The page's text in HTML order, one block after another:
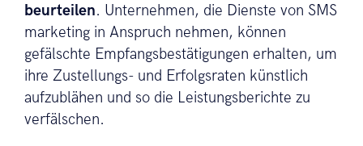
beurteilen. Unternehmen, die Dienste von SMS
marketing in Anspruch nehmen, können
gefälschte Empfangsbestätigungen erhalten, um
ihre Zustellungs- und Erfolgsraten künstlich
aufzublähen und so die Leistungsberichte zu
verfälschen.